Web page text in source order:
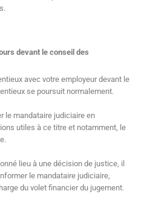
devant le conseil des
avec votre employeur devant le
se poursuit normalement.
le mandataire judiciaire en
utiles à ce titre et notamment, le
lieu à une décision de justice, il
le mandataire judiciaire,
du volet financier du jugement.